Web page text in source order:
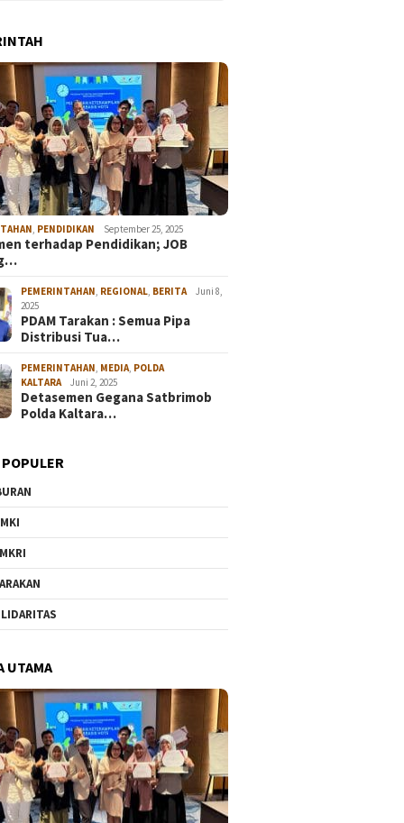
PENDIDIKAN September 25, 2025
terhadap Pendidikan; JOB
PEMERINTAHAN REGIONAL BERITA
Juni 8,
2025
PDAM Tarakan : Semua Pipa
Distribusi Tua…
PEMERINTAHAN MEDIA POLDA
KALTARA
Juni 2, 2025
Detasemen Gegana Satbrimob
Polda Kaltara…
UTAMA